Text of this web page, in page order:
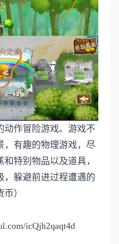
动作冒险游戏。游戏不
，有趣的物理游戏，尽
特别物品以及道具，
，躲避前进过程遭遇的
）
icQjh2qaqt4d